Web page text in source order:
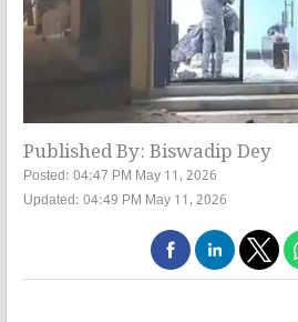
Published By: Biswadip Dey
Posted: 04:47 PM May 11, 2026
Updated: 04:49 PM May 11, 2026